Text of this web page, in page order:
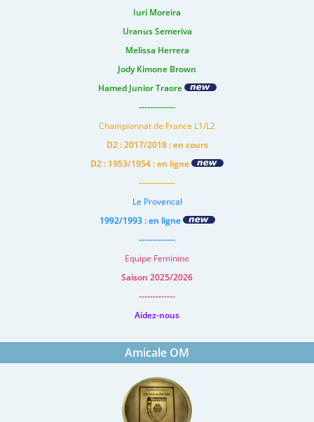
Iuri Moreira
Uranus Semeriva
Melissa Herrera
Jody Kimone Brown
Hamed Junior Traore
-------------
Championnat de France L1/L2
D2 : 2017/2018 : en cours
D2 : 1953/1954 : en ligne
-------------
Le Provencal
1992/1993 : en ligne
-------------
Equipe Feminine
Saison 2025/2026
-------------
Aidez-nous
Amicale OM